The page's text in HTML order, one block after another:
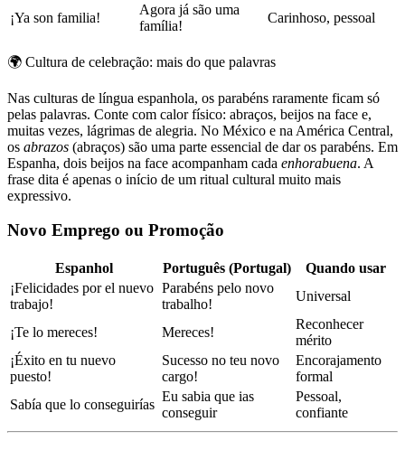
¡Ya son familia!
Agora já são uma
família!
Carinhoso, pessoal
🌍 Cultura de celebração: mais do que palavras
Nas culturas de língua espanhola, os parabéns raramente ficam só
pelas palavras. Conte com calor físico: abraços, beijos na face e,
muitas vezes, lágrimas de alegria. No México e na América Central,
os abrazos (abraços) são uma parte essencial de dar os parabéns. Em
Espanha, dois beijos na face acompanham cada enhorabuena. A
frase dita é apenas o início de um ritual cultural muito mais
expressivo.
Novo Emprego ou Promoção
Espanhol Português (Portugal)
Quando usar
¡Felicidades por el nuevo
trabajo!
Parabéns pelo novo
trabalho!
Universal
¡Te lo mereces! Mereces!
Reconhecer
mérito
¡Éxito en tu nuevo
puesto!
Sucesso no teu novo
cargo!
Encorajamento
formal
Sabía que lo conseguirías
Eu sabia que ias
conseguir
Pessoal,
confiante